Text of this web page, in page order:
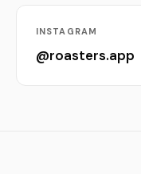
INSTAGRAM
@roasters.app